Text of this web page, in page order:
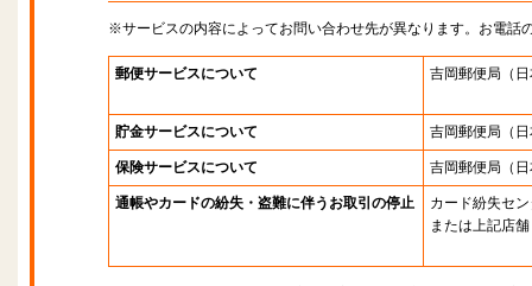
※サービスの内容によってお問い合わせ先が異なります。お電話
郵便サービスについて 吉岡郵便局 （
貯金サービスについて 吉岡郵便局 （
保険サービスについて 吉岡郵便局 （
通帳やカードの紛失・盗難に伴うお取引の停止
カード紛失セ
または上記店舗